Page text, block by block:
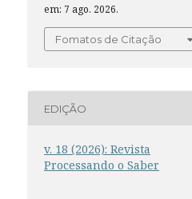
em: 7 ago. 2026.
Fomatos de Citação
EDIÇÃO
v. 18 (2026): Revista
Processando o Saber